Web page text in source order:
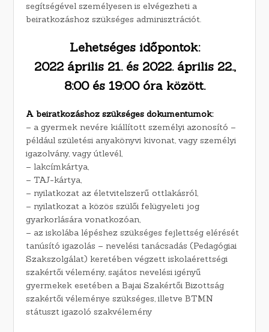
segítségével személyesen is elvégezheti a
beiratkozáshoz szükséges adminisztrációt.
Lehetséges időpontok:
2022 április 21. és 2022. április 22.,
8:00 és 19:00 óra között.
A beiratkozáshoz szükséges dokumentumok:
– a gyermek nevére kiállított személyi azonosító –
például születési anyakönyvi kivonat, vagy személyi
igazolvány, vagy útlevél,
– lakcímkártya,
– TAJ-kártya,
– nyilatkozat az életvitelszerű ottlakásról,
– nyilatkozat a közös szülői felügyeleti jog
gyarkorlására vonatkozóan,
– az iskolába lépéshez szükséges fejlettség elérését
tanúsító igazolás – nevelési tanácsadás (Pedagógiai
Szakszolgálat) keretében végzett iskolaérettségi
szakértői vélemény, sajátos nevelési igényű
gyermekek esetében a Bajai Szakértői Bizottság
szakértői véleménye szükséges, illetve BTMN
státuszt igazoló szakvélemény